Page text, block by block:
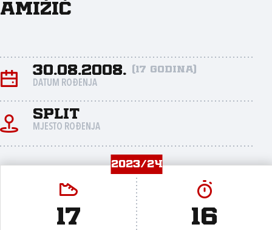
Amižić
30.08.2008. (17 godina)
DATUM ROĐENJA
Split
MJESTO ROĐENJA
2023/24
17 16